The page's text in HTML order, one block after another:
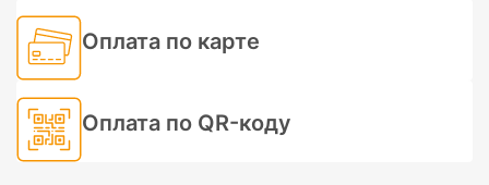
Оплата по карте
Оплата по QR-коду